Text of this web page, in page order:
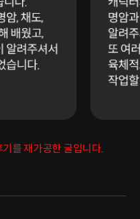
를 재가공한 글입니다.